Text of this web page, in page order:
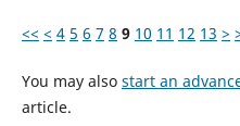
<< < 4 5 6 7 8 9 10 11 12 13 >
You may also start an
article.